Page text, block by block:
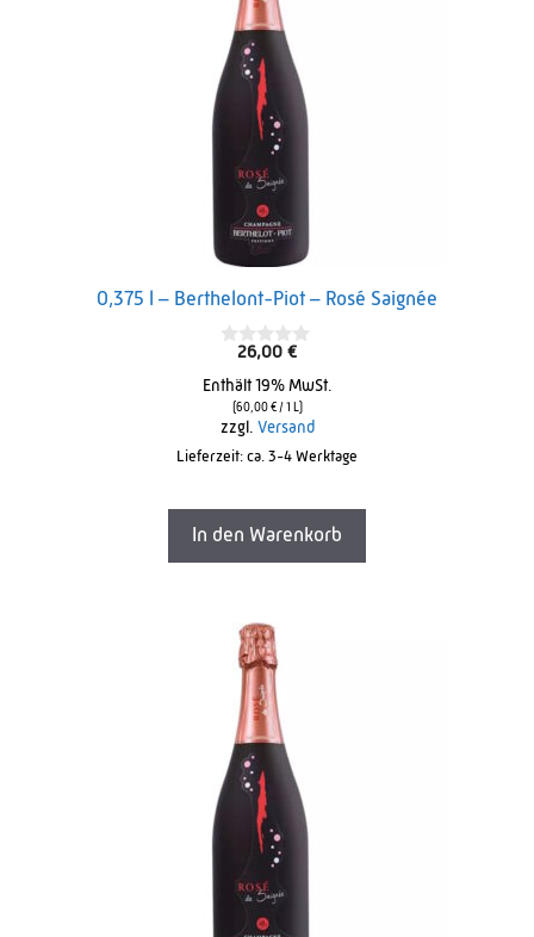
0,375 l – Berthelont-Piot – Rosé Saignée
o
u
o
5
26,00 €
Enthält 19% MwSt.
60,00 € / 1 L)
zzgl. Versand
Lieferzeit: ca. 3-4 Werktage
In den Warenkorb